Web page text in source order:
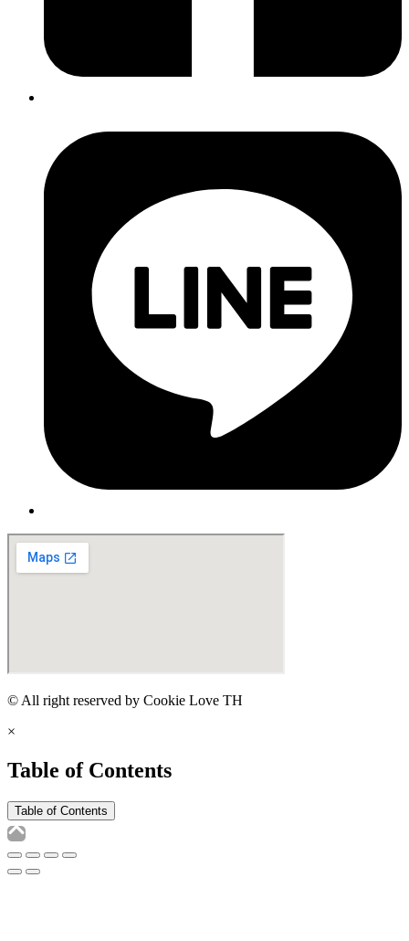
© All right reserved by Cookie Love TH
×
Table of Contents
Table of Contents